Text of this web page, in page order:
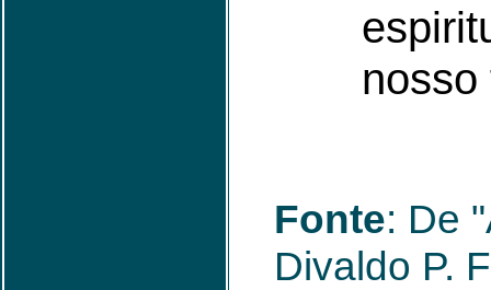
nosso
Fonte: De
Divaldo P.